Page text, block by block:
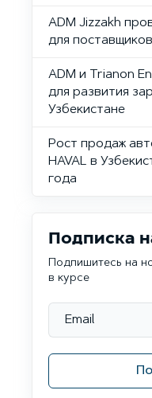
ADM Jizzakh
для
ADM и Trianon
для развития
Узбекистане
Рост продаж
HAVAL в
года
Подписка
Подпишитесь на
в курсе